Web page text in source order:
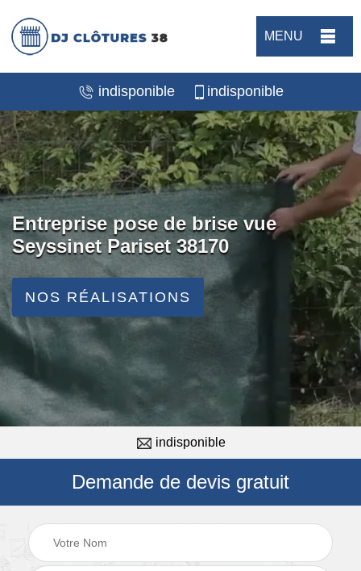
MENU
indisponible indisponible
Entreprise pose de brise vue
Seyssinet Pariset 38170
NOS RÉALISATIONS
indisponible
Demande de devis gratuit